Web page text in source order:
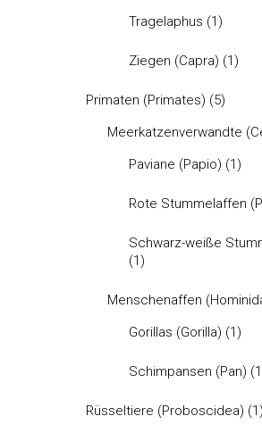
Tragelaphus (1)
Ziegen (Capra) (1)
Primaten (Primates) (5)
Meerkatzenverwandte
Paviane (Papio) (1)
Rote Stummelaffen
Schwarz-weiße
(1)
Menschenaffen
Gorillas (Gorilla) (1)
Schimpansen (Pan)
Rüsseltiere (Proboscidea) (1)